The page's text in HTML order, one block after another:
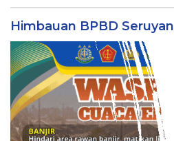
Himbauan BPBD Seruyan